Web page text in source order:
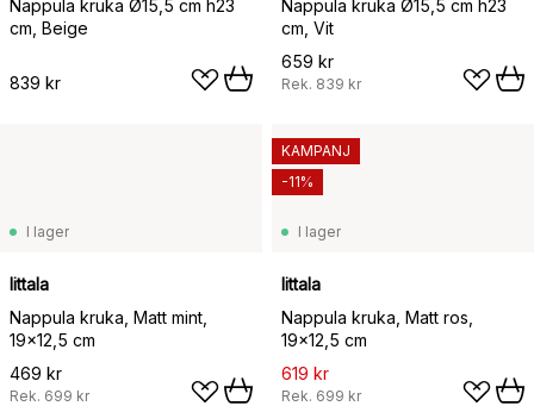
Nappula kruka Ø15,5 cm h23
cm, Beige
839 kr
Nappula kruka Ø15,5 cm h23
cm, Vit
659 kr
Rek. 839 kr
I lager
Iittala
Nappula kruka, Matt mint,
19x12,5 cm
469 kr
Rek. 699 kr
I lager
Iittala
Nappula kruka, Matt ros,
19x12,5 cm
619 kr
Rek. 699 kr
KAMPANJ
-11%